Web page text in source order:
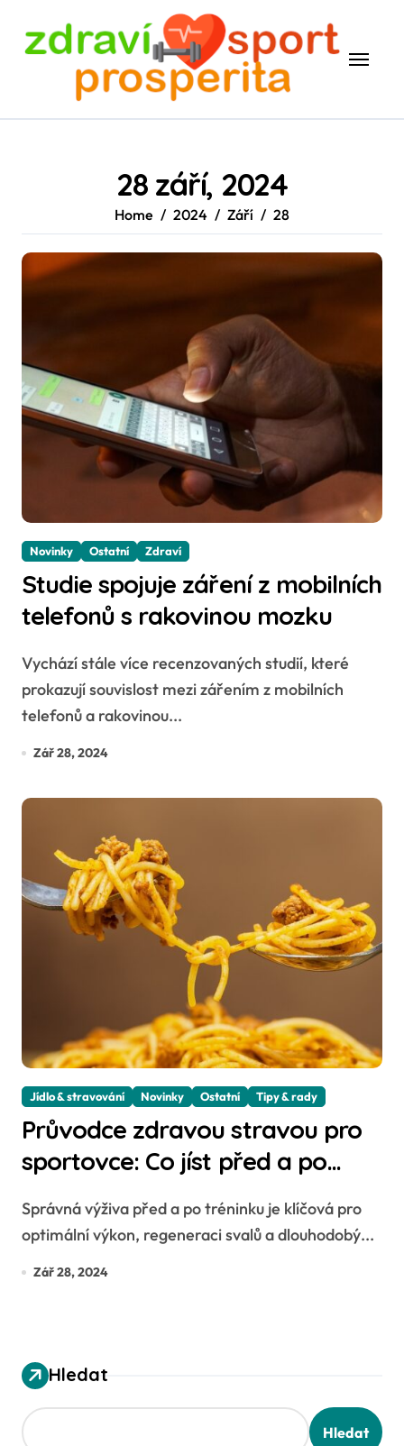
content
28 září, 2024
Home 2024 Září 28
Novinky Ostatní Zdraví
Studie spojuje záření z mobilních
telefonů s rakovinou mozku
Vychází stále více recenzovaných studií, které
prokazují souvislost mezi zářením z mobilních
telefonů a rakovinou...
Zář 28, 2024
Jídlo & stravování Novinky Ostatní Tipy & rady
Průvodce zdravou stravou pro
sportovce: Co jíst před a po
Správná výživa před a po tréninku je klíčová pro
optimální výkon, regeneraci svalů a dlouhodobý...
Zář 28, 2024
Hledat
Hledat